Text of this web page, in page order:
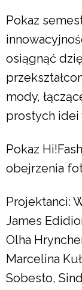
Pokaz
osiągnąć
mody,
prostych idei
Pokaz
obejrzenia
Projektanci:
James
Olha
Marcelina
Sobesto,